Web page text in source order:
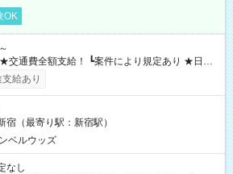
OK
あり） ┗働いたその日に現金GET♪ お仕事後はコ
い分を引き落とせます！ 【試用期間】試
給あり
宿（最寄り駅：新宿駅）
ベルウッズ
なし